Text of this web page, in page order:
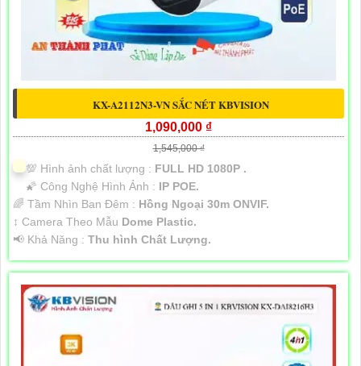
KX-A2112N3-VN SẮC NÉT KBVISION
1,090,000 ₫
1,545,000 ₫
💯 Hình ảnh chất lượng : FULL HD 1080P .
🌠 Công Nghệ Hình Ảnh : IP POE.
🌈 Tầm Nhìn Ban Đêm : Hồng Ngoại 30m ONVIF.
↕️ Camera Theo Mẫu Dome Plastic.
️📢 Khả Năng : Thu hình Chất Lượng.